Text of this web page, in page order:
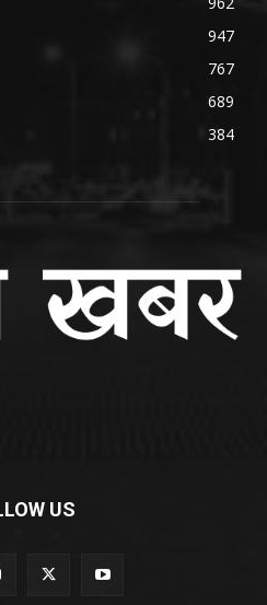
947
767
689
384
US